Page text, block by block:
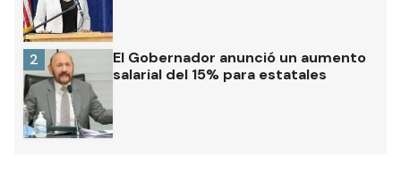
El Gobernador anunció un aumento
salarial del 15% para estatales
2